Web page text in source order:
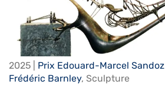
2025 | Prix Edouard-Marcel Sandoz
Frédéric Barnley, Sculpture